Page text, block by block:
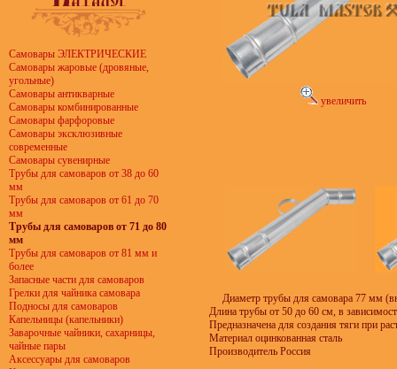
Самовары ЭЛЕКТРИЧЕСКИЕ
Самовары жаровые (дровяные,
угольные)
Самовары антикварные
Самовары комбинированные
Самовары фарфоровые
Самовары эксклюзивные
современные
Самовары сувенирные
Трубы для самоваров от 38 до 60
мм
Трубы для самоваров от 61 до 70
мм
Трубы для самоваров от 71 до 80
мм
Трубы для самоваров от 81 мм и
более
Запасные части для самоваров
Грелки для чайника самовара
Подносы для самоваров
Капельницы (капельники)
Заварочные чайники, сахарницы,
чайные пары
Аксессуары для самоваров
увеличить
Диаметр трубы для самовара 77 мм
Длина трубы от 50 до 60 см, в
Предназначена для создания тяги при
Материал оцинкованная сталь
Производитель Россия